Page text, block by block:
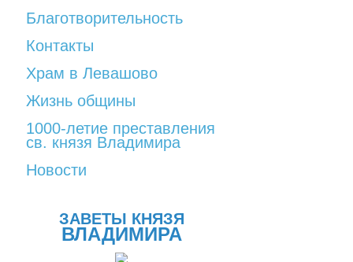
Благотворительность
Контакты
Храм в Левашово
Жизнь общины
1000-летие преставления
св. князя Владимира
Новости
ЗАВЕТЫ КНЯЗЯ
ВЛАДИМИРА